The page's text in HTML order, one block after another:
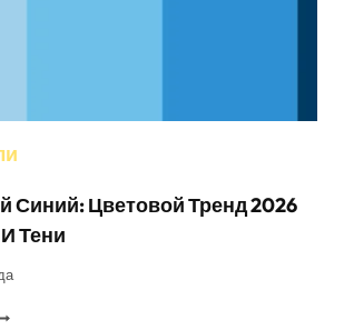
Синий: Цветовой Тренд 2026
Тени